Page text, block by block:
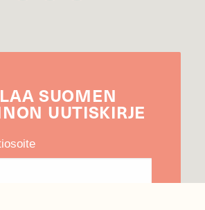
SUOMEN
UUTIS­KIRJE